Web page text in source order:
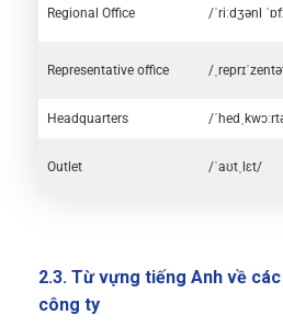
Regional Office /ˈriːdʒənl
Representative office /
Headquarters /
Outlet /ˈaʊtˌlɛt/
2.3. Từ vựng tiếng Anh về
công ty